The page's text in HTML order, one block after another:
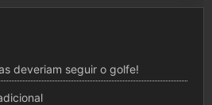
deveriam seguir o golfe!